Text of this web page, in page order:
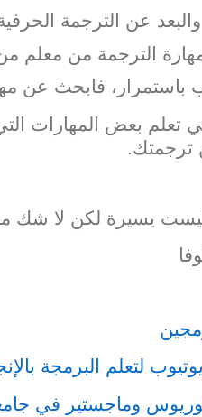
عن الترجمة
الترجمة من معلم من
فابحث عن
تعلم بعض المهارات
يسيرة لكن لا شك
لتعلم البرمجة
وماجستير في